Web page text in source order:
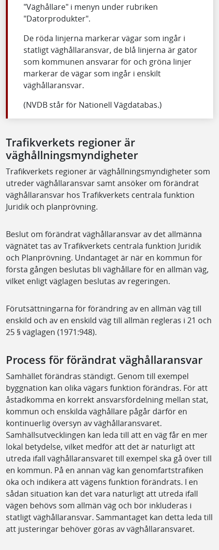
"Väghållare" i menyn under rubriken
"Datorprodukter".
De röda linjerna markerar vägar som ingår i
statligt väghållaransvar, de blå linjerna är gator
som kommunen ansvarar för och gröna linjer
markerar de vägar som ingår i enskilt
väghållaransvar.
(NVDB står för Nationell Vägdatabas.)
Trafikverkets regioner är
väghållningsmyndigheter
Trafikverkets regioner är väghållningsmyndigheter som
utreder väghållaransvar samt ansöker om förändrat
väghållaransvar hos Trafikverkets centrala funktion
Juridik och planprövning.
Beslut om förändrat väghållaransvar av det allmänna
vägnätet tas av Trafikverkets centrala funktion Juridik
och Planprövning. Undantaget är när en kommun för
första gången beslutas bli väghållare för en allmän väg,
vilket enligt väglagen beslutas av regeringen.
Förutsättningarna för förändring av en allmän väg till
enskild och av en enskild väg till allmän regleras i 21 och
25 § väglagen (1971:948).
Process för förändrat väghållaransvar
Samhället förändras ständigt. Genom till exempel
byggnation kan olika vägars funktion förändras. För att
åstadkomma en korrekt ansvarsfördelning mellan stat,
kommun och enskilda väghållare pågår därför en
kontinuerlig översyn av väghållaransvaret.
Samhällsutvecklingen kan leda till att en väg får en mer
lokal betydelse, vilket medför att det är naturligt att
utreda ifall väghållaransvaret till exempel ska gå över till
en kommun. På en annan väg kan genomfartstrafiken
öka och indikera att vägens funktion förändrats. I en
sådan situation kan det vara naturligt att utreda ifall
vägen behövs som allmän väg och bör inkluderas i
statligt väghållaransvar. Sammantaget kan detta leda till
att justeringar behöver göras av väghållaransvaret.